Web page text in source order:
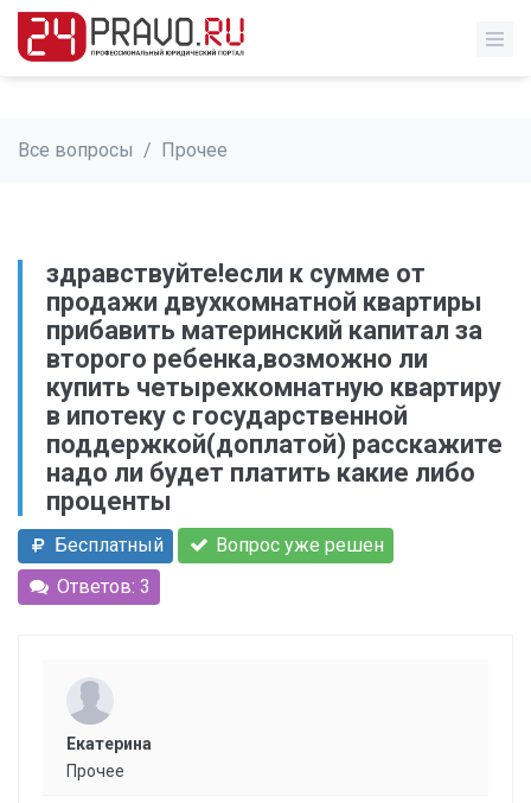
Все вопросы / Прочее
здравствуйте!если к сумме от
продажи двухкомнатной квартиры
прибавить материнский капитал за
второго ребенка,возможно ли
купить четырехкомнатную квартиру
в ипотеку с государственной
поддержкой(доплатой) расскажите
надо ли будет платить какие либо
проценты
Бесплатный
Вопрос уже решен
Ответов: 3
Екатерина
Прочее